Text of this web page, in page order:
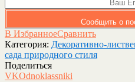
Сообщить о
В ИзбранноеСравнить
Категория: Декоративно-
сада природного стиля
Поделиться
VKOdnoklassniki